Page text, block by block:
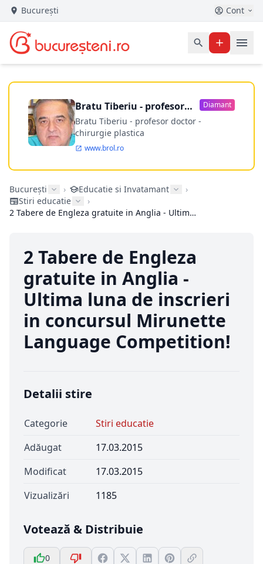
București Cont
Bratu Tiberiu - profesor
doctor
Diamant
Bratu Tiberiu - profesor doctor -
chirurgie plastica
www.brol.ro
București › Educatie si Invatamant
›
Stiri educatie
›
2 Tabere de Engleza gratuite in Anglia - Ultima luna de inscrieri in concursul Mirunette Language Competition!
2 Tabere de Engleza
gratuite in Anglia -
Ultima luna de inscrieri
in concursul Mirunette
Language Competition!
Detalii stire
Categorie
Stiri educatie
Adăugat
17.03.2015
Modificat
17.03.2015
Vizualizări
1185
Votează & Distribuie
0